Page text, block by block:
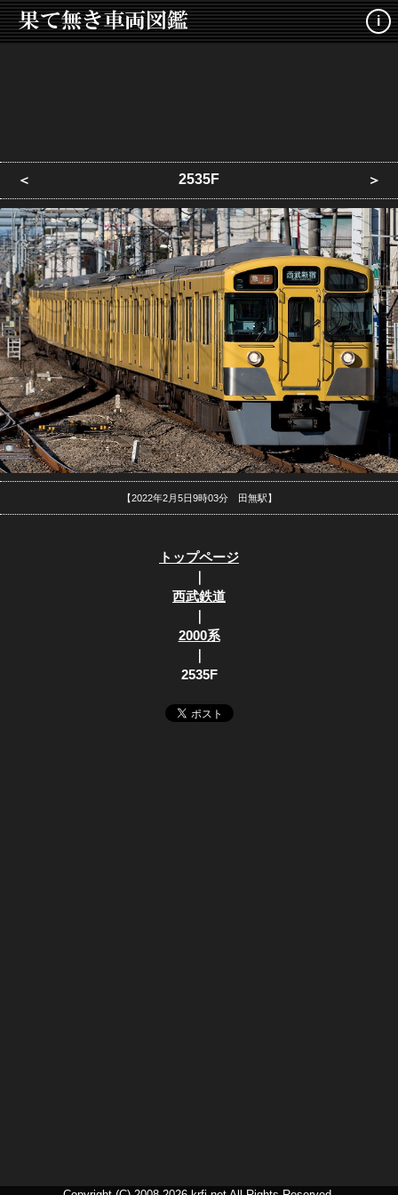
i
＜ 2535F ＞
【2022年2月5日9時03分 田無駅】
トップページ
｜
西武鉄道
｜
2000系
｜
2535F